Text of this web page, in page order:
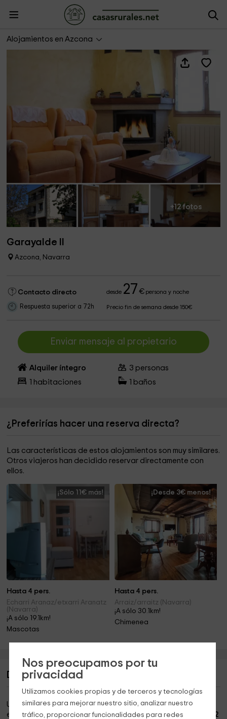
Nos preocupamos por tu
privacidad
Utilizamos cookies propias y de terceros y tecnologías
similares para mejorar nuestro sitio, analizar nuestro
tráfico, proporcionar funcionalidades para redes
Alojamientos en Azcona
+12 fotos
Garayalde II
Azcona, Navarra
Contacto directo desde 27 €persona y noche
Respuesta superior a 72h Precio fin de semana desde 150€
Enviar mensaje al propietario
Alquiler íntegro 3 personas
habitaciones baños
¿Preferirías hacer una reserva directa?
Las características de estos alojamientos son muy similares.
Otros viajeros han decidido reservar directamente con
ellos.
¡Sólo 11€ más!
Hasta 4 pers.
Echarri Aranaz/etxarri Aranatz
(Navarra)
¡A sólo 19.1km!
Mascotas
¡Desde 3€ menos!
Hasta 4 pers.
Arraiz/arraitz (Navarra)
¡A sólo 30.1km!
Chimenea
Descripción de Garayalde II
Ubicada en el centro urbano del pueblecito deAzcona
esta casa está situada en la planta baja de unedificio de 2